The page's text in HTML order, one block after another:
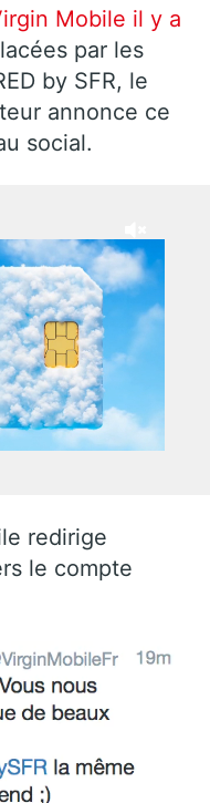
Mobile il y a
par les
by SFR, le
annonce ce
social.
redirige
le compte